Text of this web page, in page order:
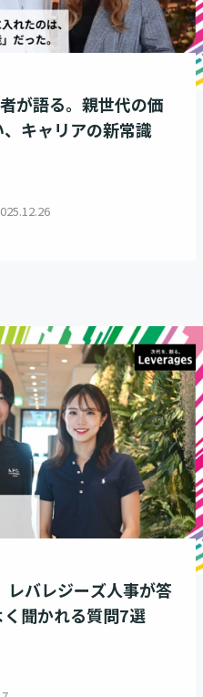
が語る。親世代の価
キャリアの新常識
レバレジーズ人事が答
聞かれる質問7選